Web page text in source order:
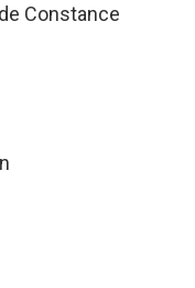
Constance